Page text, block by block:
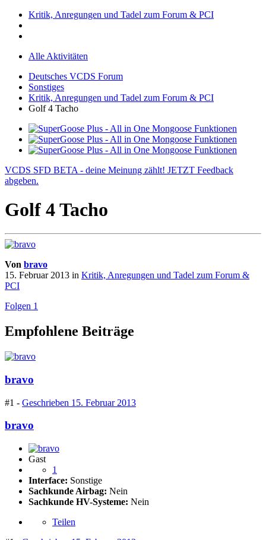
Kritik, Anregungen und Tadel zum Forum & PCI
Alle Aktivitäten
Deutsches VCDS Forum
Sonstiges
Kritik, Anregungen und Tadel zum Forum & PCI
Golf 4 Tacho
VCDS SFD BETA - deine Meinung zählt! JETZT Feedback
abgeben.
Golf 4 Tacho
Von bravo
15. Februar 2013 in Kritik, Anregungen und Tadel zum Forum &
PCI
Folgen 1
Empfohlene Beiträge
bravo
#1 - Geschrieben 15. Februar 2013
bravo
Gast
1
Interface: Sonstige
Sachkunde Airbag: Nein
Sachkunde HV-Systeme: Nein
Teilen